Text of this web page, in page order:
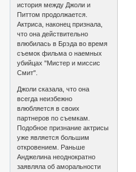
история между Джоли и
Питтом продолжается.
Актриса, наконец признала,
что она действительно
влюбилась в Брэда во время
съемок фильма о наемных
убийцах "Мистер и миссис
Смит".
Джоли сказала, что она
всегда неизбежно
влюбляется в своих
партнеров по съемкам.
Подобное признание актрисы
уже является большим
откровением. Раньше
Анджелина неоднократно
заявляла об аморальности